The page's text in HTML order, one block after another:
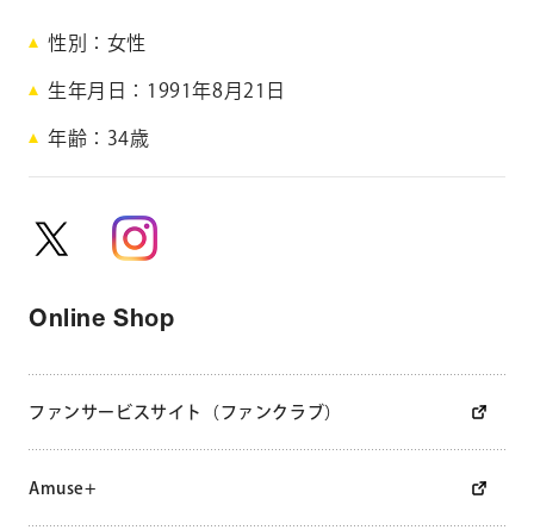
法人のお客様
ENGLISH
希
れ
か
M
k
e
性別 女性
生年月日 1991年8月21日
年齢 34歳
Online Shop
ファンサービスサイト（ファンクラブ）
Amuse+